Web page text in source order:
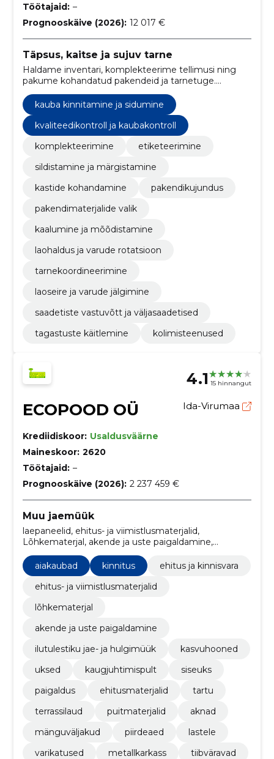
Töötajaid: –
Prognooskäive (2026): 12 017 €
Täpsus, kaitse ja sujuv tarne
Haldame inventari, komplekteerime tellimusi ning
pakume kohandatud pakendeid ja tarnetuge.
Vähendame kulusid, kiirendame lähetusi ja tagame
kaupade terve saabumise.
kauba kinnitamine ja sidumine
kvaliteedikontroll ja kaubakontroll
komplekteerimine
etiketeerimine
sildistamine ja märgistamine
kastide kohandamine
pakendikujundus
pakendimaterjalide valik
kaalumine ja mõõdistamine
laohaldus ja varude rotatsioon
tarnekoordineerimine
laoseire ja varude jälgimine
saadetiste vastuvõtt ja väljasaadetised
tagastuste käitlemine
kolimisteenused
4.1 15 hinnangut
ECOPOOD OÜ Ida-Virumaa
Krediidiskoor: Usaldusväärne
Maineskoor: 2620
Töötajaid: –
Prognooskäive (2026): 2 237 459 €
Muu jaemüük
laepaneelid, ehitus- ja viimistlusmaterjalid,
Lõhkematerjal, akende ja uste paigaldamine,
kasvuhooned, uksed, kaugjuhtimispult, kinnitus
aiakaubad kinnitus
ehitus ja kinnisvara
ehitus- ja viimistlusmaterjalid
lõhkematerjal
akende ja uste paigaldamine
ilutulestiku jae- ja hulgimüük
kasvuhooned
uksed
kaugjuhtimispult
siseuks
paigaldus
ehitusmaterjalid
tartu
terrassilaud
puitmaterjalid
aknad
mänguväljakud
piirdeaed
lastele
varikatused
metallkarkass tiibväravad